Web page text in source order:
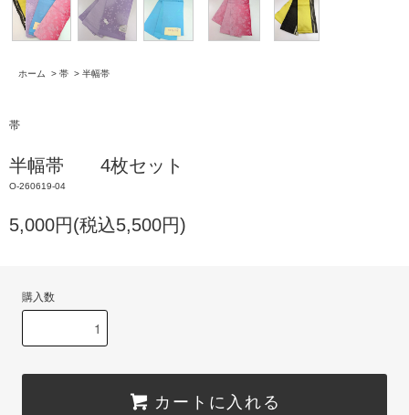
ホーム > 帯 > 半幅帯
帯
半幅帯 4枚セット
O-260619-04
5,000円(税込5,500円)
購入数
カートに入れる